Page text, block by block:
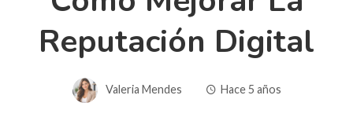
Reputación Digital
Valeria Mendes Hace 5 años